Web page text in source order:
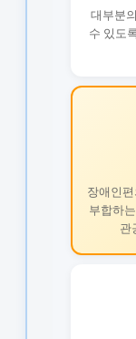
대부분
수 있도
장애인
부합하
관